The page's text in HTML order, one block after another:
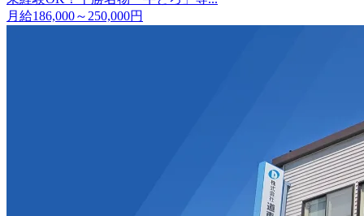
月給186,000～250,000円